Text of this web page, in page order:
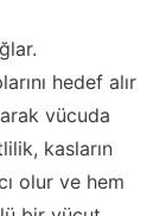
hedef alır
vücuda
kasların
olur ve hem